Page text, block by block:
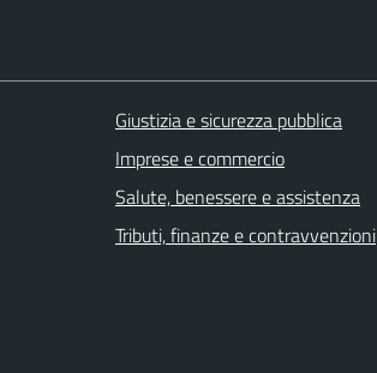
Giustizia e sicurezza pubblica
Imprese e commercio
Salute, benessere e assistenza
Tributi, finanze e contravvenzioni